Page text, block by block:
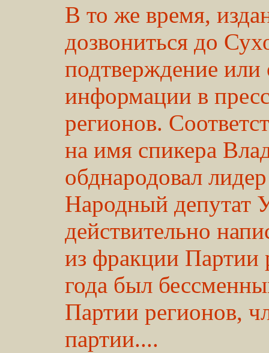
В то же время,
дозвониться до
подтверждение или
информации в
регионов.
на имя спикера
обднародовал
Народный депутат
действительно
из фракции Партии
года был
Партии регионов,
партии....